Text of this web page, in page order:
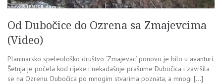
Od Dubočice do Ozrena sa Zmajevcima
(Video)
Planinarsko speleološko društvo ‘Zmajevac’ ponovo je bilo u avanturi.
Šetnja je počela kod rijeke i nekadašnje prašume Dubočica i završila
se na Ozrenu. Dubočica po mnogim stvarima poznata, a mnogi […]